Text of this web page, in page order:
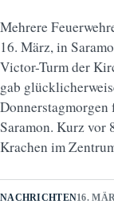
Mehrere
16. März, in
Victor-Turm der
gab
Saramon. Kurz vor
Krachen im
NACHRICHTEN16.